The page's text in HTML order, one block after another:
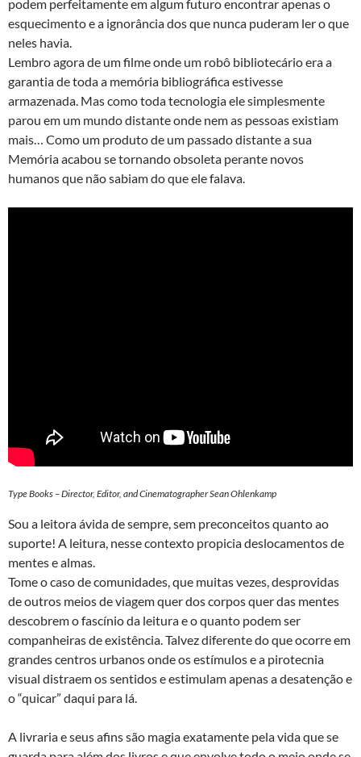
podem perfeitamente em algum futuro encontrar apenas o
esquecimento e a ignorância dos que nunca puderam ler o que
neles havia.
Lembro agora de um filme onde um robô bibliotecário era a
garantia de toda a memória bibliográfica estivesse
armazenada. Mas como toda tecnologia ele simplesmente
parou em um mundo distante onde nem as pessoas existiam
mais… Como um produto de um passado distante a sua
Memória acabou se tornando obsoleta perante novos
humanos que não sabiam do que ele falava.
Type Books – Director, Editor, and Cinematographer Sean Ohlenkamp
Sou a leitora ávida de sempre, sem preconceitos quanto ao
suporte! A leitura, nesse contexto propicia deslocamentos de
mentes e almas.
Tome o caso de comunidades, que muitas vezes, desprovidas
de outros meios de viagem quer dos corpos quer das mentes
descobrem o fascínio da leitura e o quanto podem ser
companheiras de existência. Talvez diferente do que ocorre em
grandes centros urbanos onde os estímulos e a pirotecnia
visual distraem os sentidos e estimulam apenas a desatenção e
o “quicar” daqui para lá.
A livraria e seus afins são magia exatamente pela vida que se